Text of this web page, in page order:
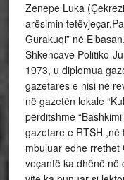
Zenepe Luka
arësimin
Gurakuqi” në
Shkencave Politiko-
1973, u diplomua
gazetares e nisi në
në gazetën lokale
përditshme
gazetare e RTSH
mbuluar edhe
veçantë ka dhënë në